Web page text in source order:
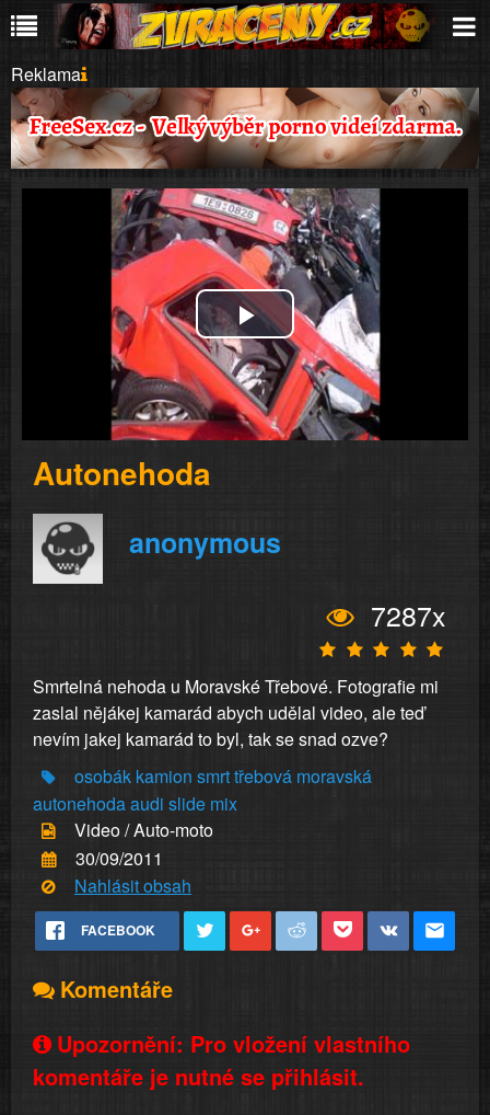
Reklama
Play
Video
Autonehoda
anonymous
7287x
Smrtelná nehoda u Moravské Třebové. Fotografie mi
zaslal nějákej kamarád abych udělal video, ale teď
nevím jakej kamarád to byl, tak se snad ozve?
osobák kamion smrttřebová moravská
autonehodaaudi slide mix
Video / Auto-moto
30/09/2011
Nahlásit obsah
FACEBOOK
Komentáře
Upozornění: Pro vložení vlastního
komentáře je nutné se přihlásit.